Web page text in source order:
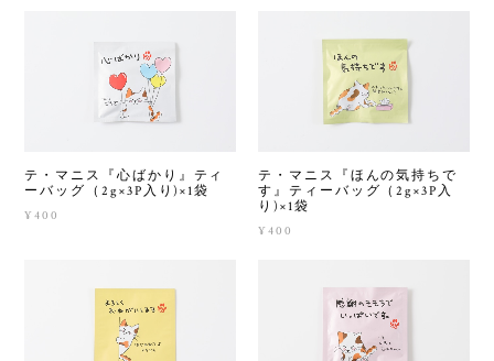
テ・マニス『心ばかり』ティ
ーバッグ（2g×3P入り)×1袋
¥400
テ・マニス『ほんの気持ちで
す』ティーバッグ（2g×3P入
り)×1袋
¥400